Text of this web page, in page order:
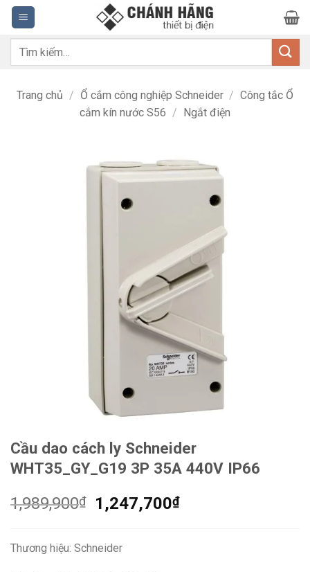
Bỏ
qua
nội
dung
Tìm
Trang chủ / Ổ cắm công nghiệp Schneider / Công tắc Ổ
cắm kín nước S56 / Ngắt điện
Cầu dao cách ly Schneider
WHT35_GY_G19 3P 35A 440V IP66
1,989,900₫
Giá
1,989,900₫.
1,247,700₫Giá
Thương hiệu: Schneider